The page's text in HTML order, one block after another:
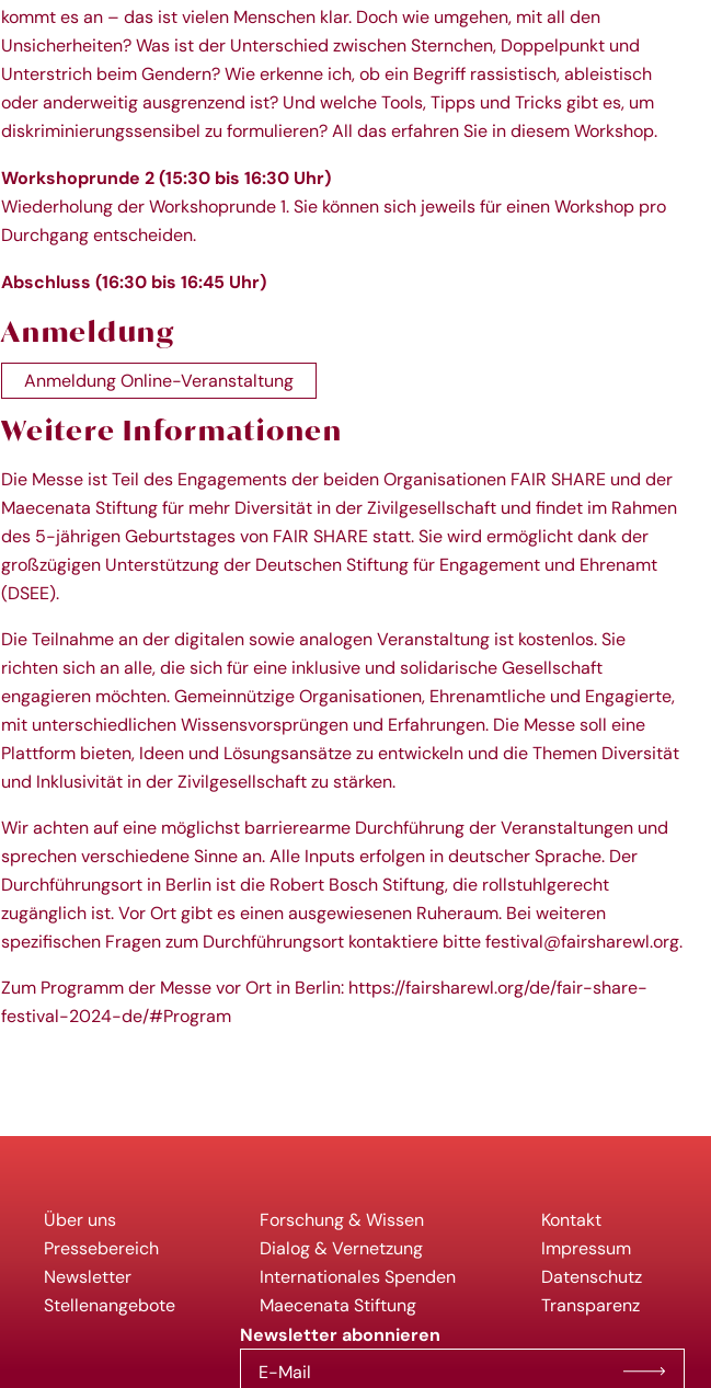
kommt es an – das ist vielen Menschen klar. Doch wie umgehen, mit all den
Unsicherheiten? Was ist der Unterschied zwischen Sternchen, Doppelpunkt und
Unterstrich beim Gendern? Wie erkenne ich, ob ein Begriff rassistisch, ableistisch
oder anderweitig ausgrenzend ist? Und welche Tools, Tipps und Tricks gibt es, um
diskriminierungssensibel zu formulieren? All das erfahren Sie in diesem Workshop.
Workshoprunde 2 (15:30 bis 16:30 Uhr)
Wiederholung der Workshoprunde 1. Sie können sich jeweils für einen Workshop pro
Durchgang entscheiden.
Abschluss (16:30 bis 16:45 Uhr)
Anmeldung
Anmeldung Online-Veranstaltung
Weitere Informationen
Die Messe ist Teil des Engagements der beiden Organisationen FAIR SHARE und der
Maecenata Stiftung für mehr Diversität in der Zivilgesellschaft und findet im Rahmen
des 5-jährigen Geburtstages von FAIR SHARE statt. Sie wird ermöglicht dank der
großzügigen Unterstützung der Deutschen Stiftung für Engagement und Ehrenamt
(DSEE).
Die Teilnahme an der digitalen sowie analogen Veranstaltung ist kostenlos. Sie
richten sich an alle, die sich für eine inklusive und solidarische Gesellschaft
engagieren möchten. Gemeinnützige Organisationen, Ehrenamtliche und Engagierte,
mit unterschiedlichen Wissensvorsprüngen und Erfahrungen. Die Messe soll eine
Plattform bieten, Ideen und Lösungsansätze zu entwickeln und die Themen Diversität
und Inklusivität in der Zivilgesellschaft zu stärken.
Wir achten auf eine möglichst barrierearme Durchführung der Veranstaltungen und
sprechen verschiedene Sinne an. Alle Inputs erfolgen in deutscher Sprache. Der
Durchführungsort in Berlin ist die Robert Bosch Stiftung, die rollstuhlgerecht
zugänglich ist. Vor Ort gibt es einen ausgewiesenen Ruheraum. Bei weiteren
spezifischen Fragen zum Durchführungsort kontaktiere bitte festival@fairsharewl.org.
Zum Programm der Messe vor Ort in Berlin: https://fairsharewl.org/de/fair-share-
festival-2024-de/#Program
Über uns
Pressebereich
Newsletter
Stellenangebote
Forschung & Wissen
Dialog & Vernetzung
Internationales Spenden
Maecenata Stiftung
Kontakt
Impressum
Datenschutz
Transparenz
Newsletter abonnieren